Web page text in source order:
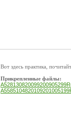
Вот здесь практика,
Прикрепленные файлы: